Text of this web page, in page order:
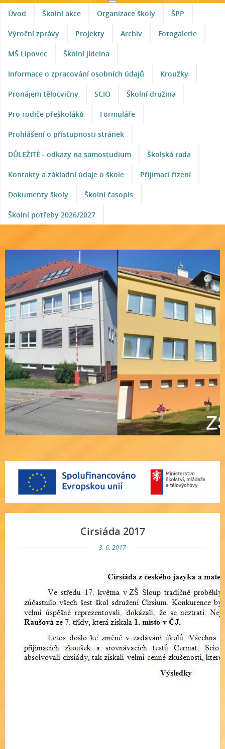
Úvod Školní akce Organizace školy ŠPP
Výroční zprávy Projekty Archiv Fotogalerie
MŠ Lipovec Školní jídelna
Informace o zpracování osobních údajů Kroužky
Pronájem tělocvičny SCIO Školní družina
Pro rodiče přeškoláků Formuláře
Prohlášení o přístupnosti stránek
DŮLEŽITÉ - odkazy na samostudium Školská rada
Kontakty a základní údaje o škole Přijímací řízení
Dokumenty školy Školní časopis
Školní potřeby 2026/2027
Cirsiáda 2017
3. 6. 2017